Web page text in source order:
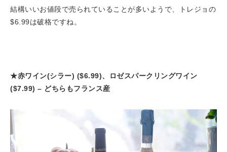
結構いいお値段で売られていることが多いようで、トレジョの
$6.99は破格ですね。
★赤ワイン(シラー) ($6.99)、ロゼスパークリングワイン
($7.99) – どちらもフランス産